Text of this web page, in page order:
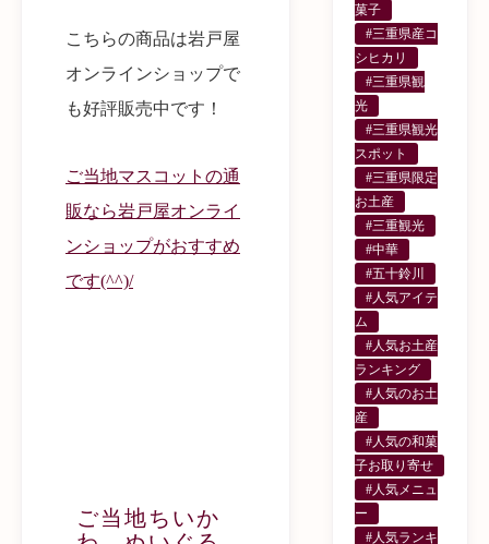
こちらの商品は岩戸屋
オンラインショップで
も好評販売中です！
ご当地マスコットの通
販なら岩戸屋オンライ
ンショップがおすすめ
です(^^)/
ご当地ちいか
菓子
#三重県産コ
シヒカリ
#三重県観
光
#三重県観光
スポット
#三重県限定
お土産
#三重観光
#中華
#五十鈴川
#人気アイテ
ム
#人気お土産
ランキング
#人気のお土
産
#人気の和菓
子お取り寄せ
#人気メニュ
ー
#人気ランキ